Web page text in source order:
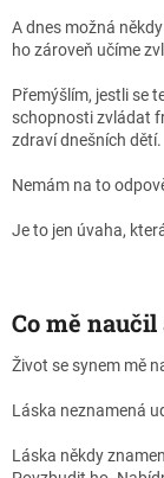
A dnes možná
ho zároveň učíme
Přemýšlím, jestli se
schopnosti zvládat
zdraví dnešních dětí.
Nemám na to
Je to jen úvaha,
Co mě
Život se synem mě
Láska neznamená
Láska někdy